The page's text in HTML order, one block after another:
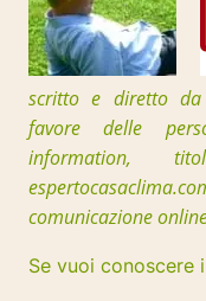
scritto e diretto
favore delle
information, t
comunicazione
Se vuoi conoscere